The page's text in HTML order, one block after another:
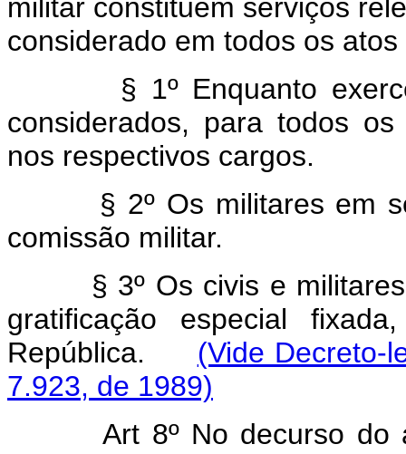
militar constituem serviços
considerado em todos os
§ 1º Enquanto
considerados, para todos
nos respectivos cargos.
§ 2º Os militares em
comissão militar.
§ 3º Os civis e
gratificação especial
República. (Vide Decreto-
7.923, de 1989)
Art 8º No decurso do